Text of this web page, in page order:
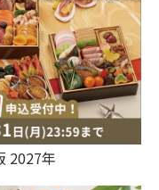
2027年